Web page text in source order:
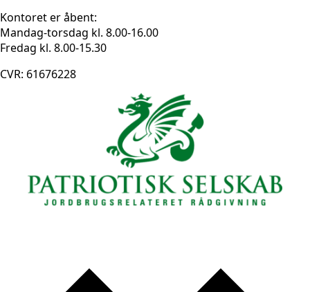
Kontoret er åbent:
Mandag-torsdag kl. 8.00-16.00
Fredag kl. 8.00-15.30
CVR: 61676228